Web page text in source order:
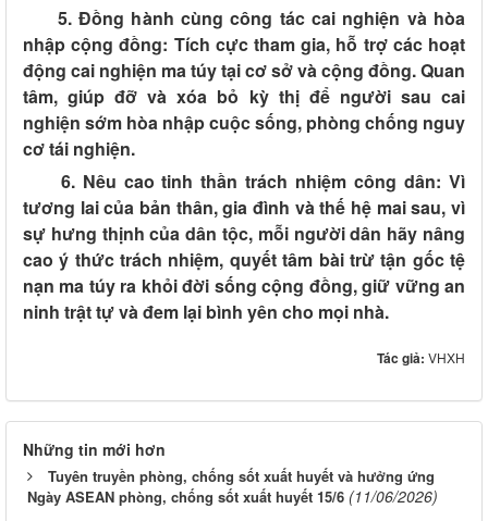
5. Đồng hành cùng công tác cai nghiện và hòa
nhập cộng đồng: Tích cực tham gia, hỗ trợ các hoạt
động cai nghiện ma túy tại cơ sở và cộng đồng. Quan
tâm, giúp đỡ và xóa bỏ kỳ thị để người sau cai
nghiện sớm hòa nhập cuộc sống, phòng chống nguy
cơ tái nghiện.
6. Nêu cao tinh thần trách nhiệm công dân: Vì
tương lai của bản thân, gia đình và thế hệ mai sau, vì
sự hưng thịnh của dân tộc, mỗi người dân hãy nâng
cao ý thức trách nhiệm, quyết tâm bài trừ tận gốc tệ
nạn ma túy ra khỏi đời sống cộng đồng, giữ vững an
ninh trật tự và đem lại bình yên cho mọi nhà.
Tác giả: VHXH
Những tin mới hơn
Tuyên truyền phòng, chống sốt xuất huyết và hưởng ứng
Ngày ASEAN phòng, chống sốt xuất huyết 15/6 (11/06/2026)